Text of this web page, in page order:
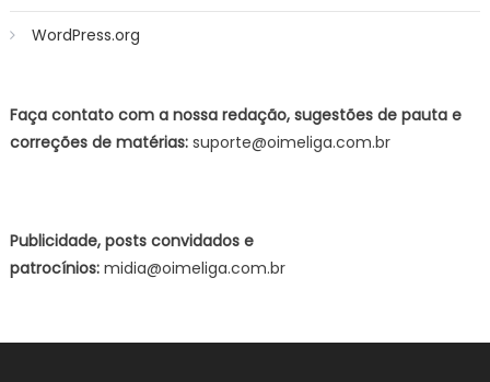
WordPress.org
Faça contato com a nossa redação, sugestões de pauta e
correções de matérias:suporte@oimeliga.com.br
Publicidade, posts convidados e
patrocínios:midia@oimeliga.com.br